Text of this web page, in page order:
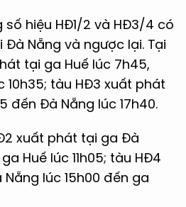
hiệu HĐ1/2 và HĐ3/4 có
Đà Nẵng và ngược lại. Tại
tại ga Huế lúc 7h45,
10h35; tàu HĐ3 xuất phát
đến Đà Nẵng lúc 17h40.
xuất phát tại ga Đà
Huế lúc 11h05; tàu HĐ4
lúc 15h00 đến ga